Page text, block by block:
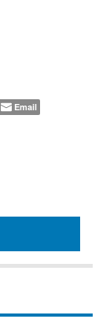
Email